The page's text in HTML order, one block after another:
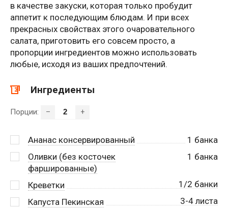
в качестве закуски, которая только пробудит
аппетит к последующим блюдам. И при всех
прекрасных свойствах этого очаровательного
салата, приготовить его совсем просто, а
пропорции ингредиентов можно использовать
любые, исходя из ваших предпочтений.
Ингредиенты
Порции: – +
Ананас консервированный 1 банка
Оливки (без косточек
фаршированные)
1 банка
Креветки
1/2 банки
Капуста Пекинская
3-4 листа